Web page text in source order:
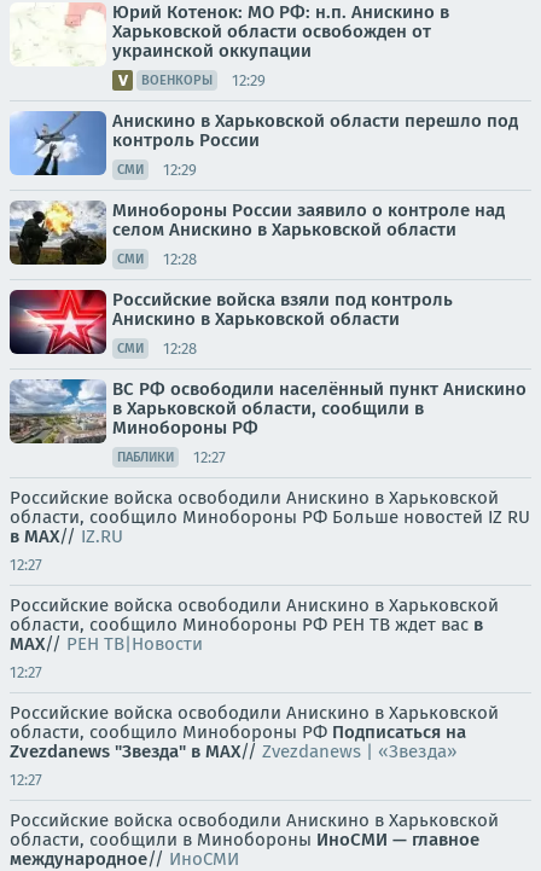
Юрий Котенок: МО РФ: н.п. Анискино в
Харьковской области освобожден от
украинской оккупации
ВОЕНКОРЫ 12:29
Анискино в Харьковской области перешло под
контроль России
СМИ 12:29
Минобороны России заявило о контроле над
селом Анискино в Харьковской области
СМИ 12:28
Российские войска взяли под контроль
Анискино в Харьковской области
СМИ 12:28
ВС РФ освободили населённый пункт Анискино
в Харьковской области, сообщили в
Минобороны РФ
ПАБЛИКИ 12:27
Российские войска освободили Анискино в Харьковской
области, сообщило Минобороны РФ Больше новостей IZ RU
в MAX// IZ.RU
12:27
Российские войска освободили Анискино в Харьковской
области, сообщило Минобороны РФ РЕН ТВ ждет вас в
MAX// РЕН ТВ|Новости
12:27
Российские войска освободили Анискино в Харьковской
области, сообщило Минобороны РФ Подписаться на
Zvezdanews "Звезда" в MAX// Zvezdanews | «Звезда»
12:27
Российские войска освободили Анискино в Харьковской
области, сообщили в Минобороны ИноСМИ — главное
международное// ИноСМИ